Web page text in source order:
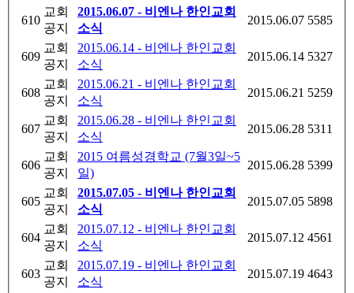
610
교회
공지
2015.06.07 - 비엔나 한인교회
소식
2015.06.07 5585
609
교회
공지
2015.06.14 - 비엔나 한인교회
소식
2015.06.14 5327
608
교회
공지
2015.06.21 - 비엔나 한인교회
소식
2015.06.21 5259
607
교회
공지
2015.06.28 - 비엔나 한인교회
소식
2015.06.28 5311
606
교회
공지
2015 여름성경학교 (7월3일~5
일)
2015.06.28 5399
605
교회
공지
2015.07.05 - 비엔나 한인교회
소식
2015.07.05 5898
604
교회
공지
2015.07.12 - 비엔나 한인교회
소식
2015.07.12 4561
603
교회
공지
2015.07.19 - 비엔나 한인교회
소식
2015.07.19 4643